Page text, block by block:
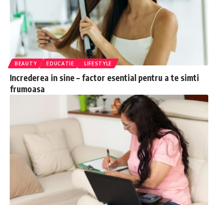
BEAUTY EDUCATIE LIFESTYLE
Increderea in sine – factor esential pentru a te simti
frumoasa